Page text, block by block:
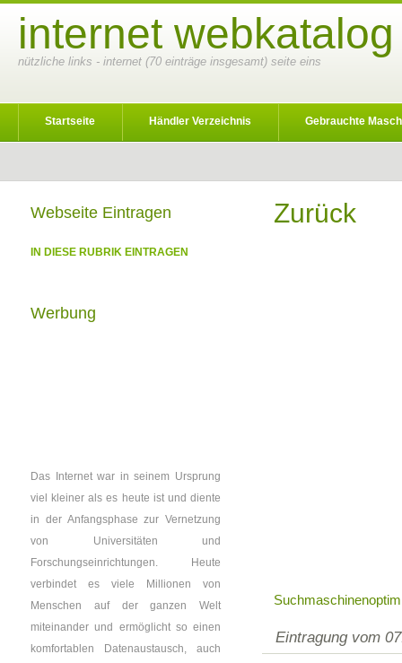
internet
nützliche links - internet (70 einträge insgesamt) seite eins
Startseite Händler Verzeichnis Gebrauchte
Zurück
Eintragung vom
Webseite Eintragen
IN DIESE RUBRIK EINTRAGEN
Werbung
Das Internet war in seinem Ursprung
viel kleiner als es heute ist und diente
in der Anfangsphase zur Vernetzung
von Universitäten und
Forschungseinrichtungen. Heute
verbindet es viele Millionen von
Menschen auf der ganzen Welt
miteinander und ermöglicht so einen
komfortablen Datenaustausch, auch